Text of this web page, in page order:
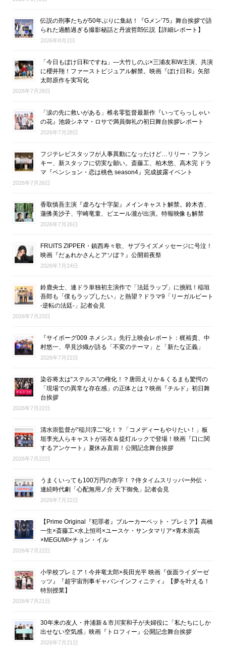
伝説の刑事たちが50年ぶりに集結！『Gメン’75』舞台挨拶で語
られた過酷過ぎる撮影秘話と丹波哲郎伝説【詳細レポート】
2026年8月2日
「今日もぼけ日和ですね」―大竹しのぶ×三浦友和W主演、共演
に櫻井翔！ファーストビジュアル解禁。映画『ぼけ日和』矢部
太郎原作を実写化
2026年7月28日
「涙の先に救いがある」椎名零監督最新作『いってらっしゃい
の花』池袋シネマ・ロサで満員御礼の初日舞台挨拶レポート
2026年7月28日
フジテレビスタッフが人事異動になったけど…リリー・フラン
キー、新スタッフに切実な願い。斎藤工、柏木悠、高木完 ドラ
マ『ペンション・恋は桃色 season4』完成披露イベント
2026年7月26日
香取慎吾主演『虚ろな十字架』メインキャスト解禁。鈴木杏、
蓮佛美沙子、宇崎竜童、ピエール瀧が出演。特報映像も解禁
2026年7月26日
FRUITS ZIPPER・鎮西寿々歌、サプライズメッセージに号泣！
映画『だぁれかさんとアソぼ？』公開前夜祭
2026年7月24日
鈴鹿央士、連ドラ単独初主演作で「法廷ラップ」に挑戦！稲垣
吾郎も「僕もラップしたい」と熱望？ドラマ9「リーガルビート
-逆転の法廷-」記者会見
2026年7月23日
『サイボーグ009 ネメシス』先行上映会レポート：梶裕貴、中
村悠一、早見沙織が語る「不変のテーマ」と「新たな正義」
2026年7月22日
染谷将太は“ステルス”の権化！？唐田えりか＆くるまも驚愕の
「現場での異常な存在感」の正体とは？映画『チルド』初日舞
台挨拶
2026年7月22日
清水崇監督が“稲川淳二”化！？「コメディーもやりたい！」板
垣李光人らキャストが浴衣＆提灯ルックで登場！映画『口に関
するアンケート』夏休み直前！公開記念舞台挨拶
2026年7月22日
うまくいっても100万円の赤字！？侍タイムスリッパー外伝・
連続時代劇「心配無用ノ介 天下御免」記者会見
2026年7月22日
【Prime Original『犯罪者』ブルーカーペット・プレミア】高橋
一生×斎藤工×水上恒司×ユースケ・サンタマリア×青木崇高
×MEGUMI×チョン・イル
2026年7月22日
小学校プレミア！今井竜太郎×長田光平 映画『仮面ライダーゼ
ッツ』『超宇宙刑事ギャバンインフィニティ』【夢を叶える！
特別授業】
2026年7月21日
30年来の友人・井浦新＆市川実和子が夫婦役に「私たちにしか
出せない空気感」映画『トロフィー』公開記念舞台挨拶
2026年7月21日